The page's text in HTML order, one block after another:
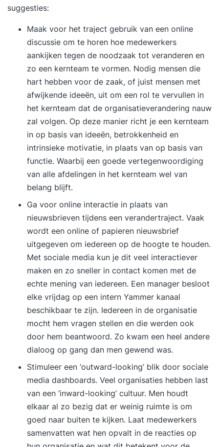
suggesties:
Maak voor het traject gebruik van een online
discussie om te horen hoe medewerkers
aankijken tegen de noodzaak tot veranderen en
zo een kernteam te vormen. Nodig mensen die
hart hebben voor de zaak, of juist mensen met
afwijkende ideeën, uit om een rol te vervullen in
het kernteam dat de organisatieverandering nauw
zal volgen. Op deze manier richt je een kernteam
in op basis van ideeën, betrokkenheid en
intrinsieke motivatie, in plaats van op basis van
functie. Waarbij een goede vertegenwoordiging
van alle afdelingen in het kernteam wel van
belang blijft.
Ga voor online interactie in plaats van
nieuwsbrieven tijdens een verandertraject. Vaak
wordt een online of papieren nieuwsbrief
uitgegeven om iedereen op de hoogte te houden.
Met sociale media kun je dit veel interactiever
maken en zo sneller in contact komen met de
echte mening van iedereen. Een manager besloot
elke vrijdag op een intern Yammer kanaal
beschikbaar te zijn. Iedereen in de organisatie
mocht hem vragen stellen en die werden ook
door hem beantwoord. Zo kwam een heel andere
dialoog op gang dan men gewend was.
Stimuleer een ‘outward-looking’ blik door sociale
media dashboards. Veel organisaties hebben last
van een ‘inward-looking’ cultuur. Men houdt
elkaar al zo bezig dat er weinig ruimte is om
goed naar buiten te kijken. Laat medewerkers
samenvatten wat hen opvalt in de reacties op